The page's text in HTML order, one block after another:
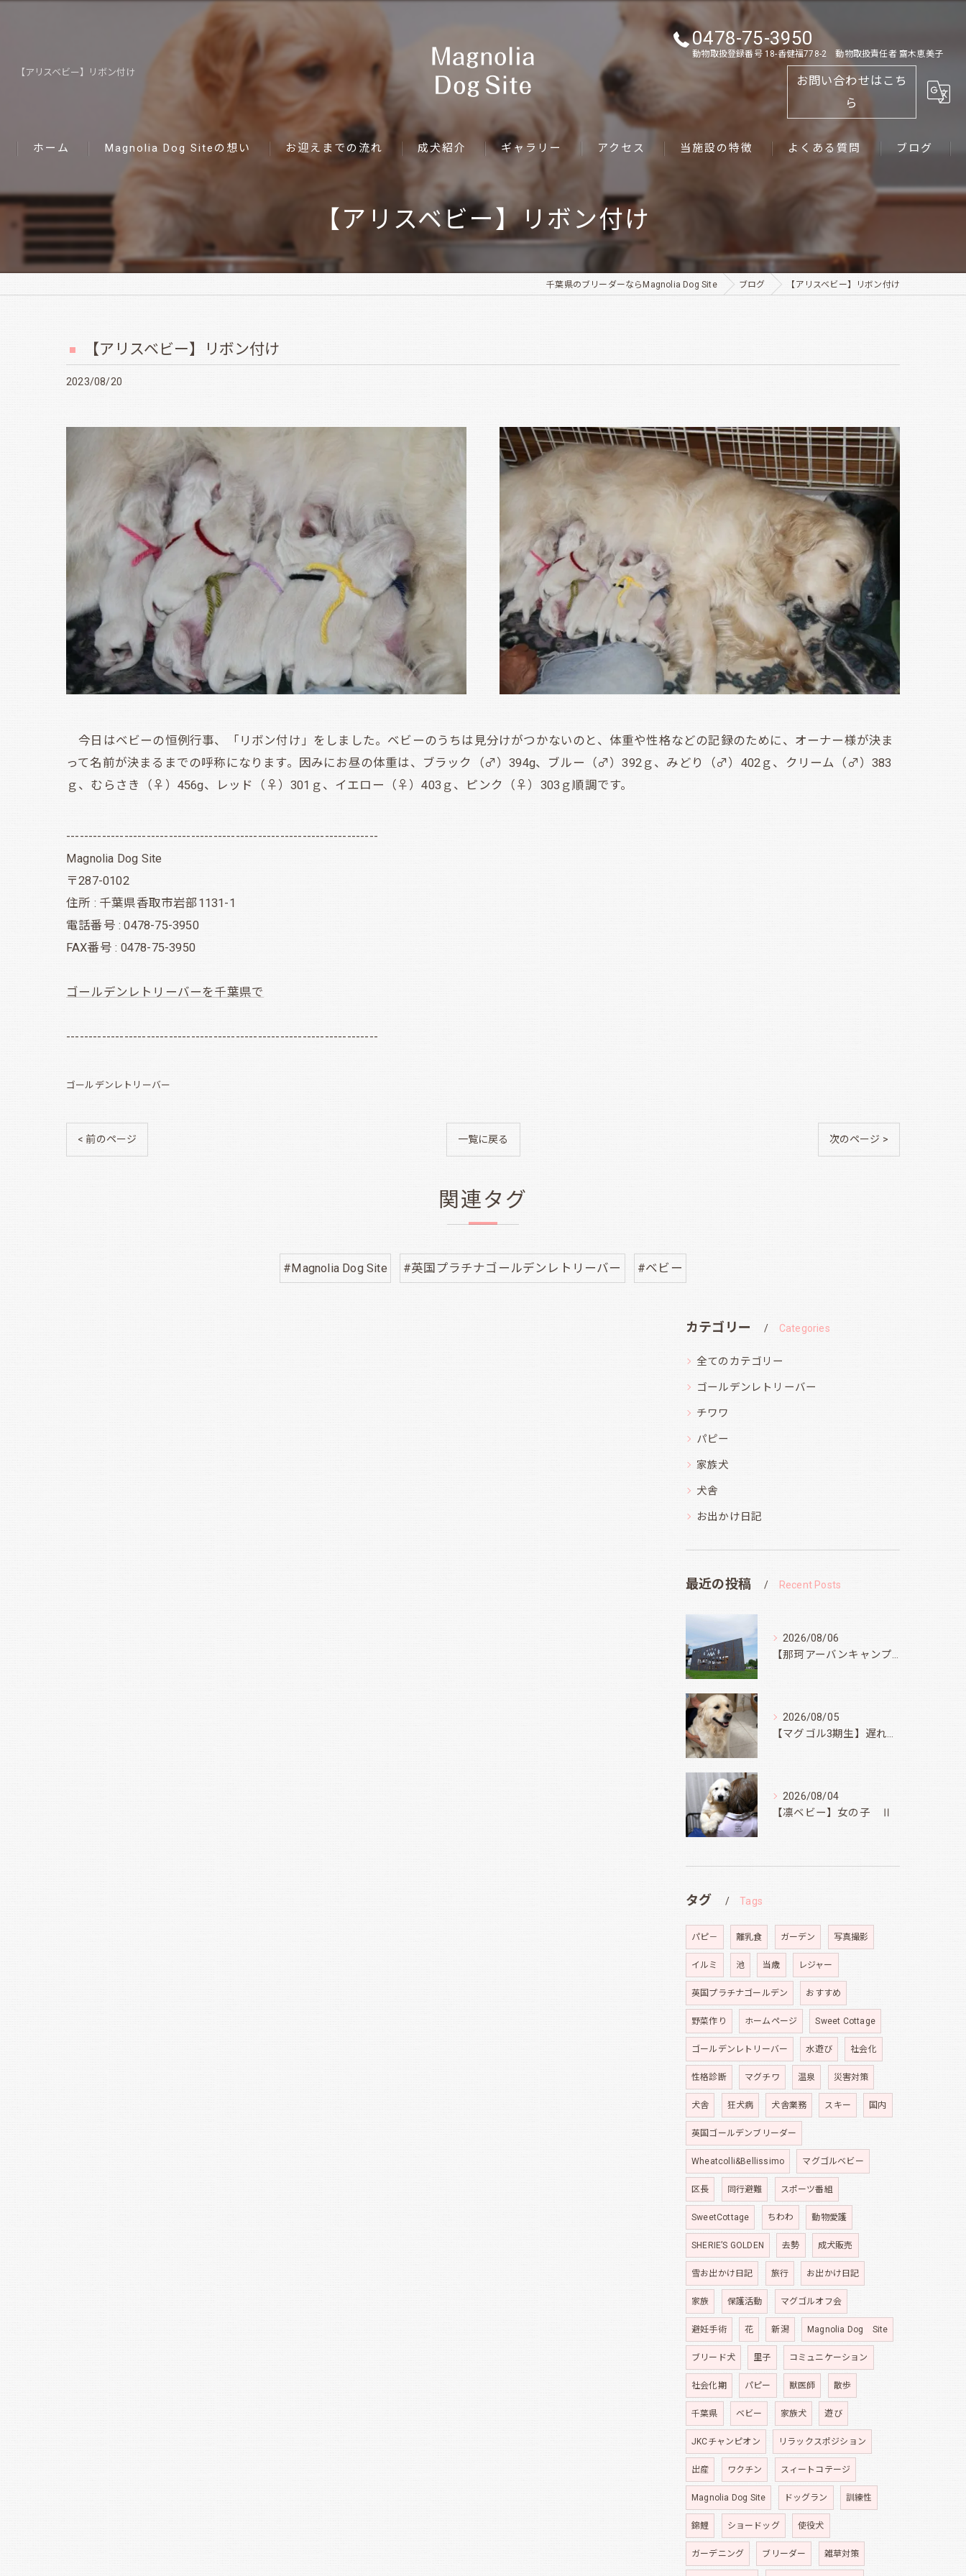
【アリスベビー】リボン付け
0478-75-3950
動物取扱登録番号 18-香健福778-2 動物取扱責任者 齋木恵美子
お問い合わせはこち
ら
ホーム Magnolia Dog Siteの想い お迎えまでの流れ 成犬紹介 ギャラリー アクセス 当施設の特徴
犬舎
よくある質問 ブログ
【アリスベビー】リボン付け
千葉県のブリーダーならMagnolia Dog Site ブログ 【アリスベビー】リボン付け
【アリスベビー】リボン付け
2023/08/20
今日はベビーの恒例行事、「リボン付け」をしました。ベビーのうちは見分けがつかないのと、体重や性格などの記録のために、オーナー様が決ま
って名前が決まるまでの呼称になります。因みにお昼の体重は、ブラック（♂）394g、ブルー（♂）392ｇ、みどり（♂）402ｇ、クリーム（♂）383
ｇ、むらさき（♀）456g、レッド（♀）301ｇ、イエロー（♀）403ｇ、ピンク（♀）303ｇ順調です。
----------------------------------------------------------------------
Magnolia Dog Site
〒287-0102
住所 : 千葉県香取市岩部1131-1
電話番号 : 0478-75-3950
FAX番号 : 0478-75-3950
ゴールデンレトリーバーを千葉県で
----------------------------------------------------------------------
ゴールデンレトリーバー
< 前のページ 一覧に戻る 次のページ >
関連タグ
#Magnolia Dog Site #英国プラチナゴールデンレトリーバー #ベビー
カテゴリー Categories
全てのカテゴリー
ゴールデンレトリーバー
チワワ
パピー
家族犬
犬舎
お出かけ日記
最近の投稿 Recent Posts
2026/08/06
【那珂アーバンキャンプフィールド】
2026/08/05
【マグゴル3期生】遅ればせながら
2026/08/04
【凛ベビー】女の子 Ⅱ
タグ Tags
パピ－ 離乳食 ガーデン 写真撮影
イルミ 池 当歳 レジャー
英国プラチナゴールデン おすすめ
野菜作り ホームページ Sweet Cottage
ゴールデンレトリーバー 水遊び 社会化
性格診断 マグチワ 温泉 災害対策
犬舎 狂犬病 犬舎業務 スキー 国内
英国ゴールデンブリーダー
Wheatcolli&Bellissimo マグゴルベビー
区長 同行避難 スポーツ番組
SweetCottage ちわわ 動物愛護
SHERIE’S GOLDEN 去勢 成犬販売
雪お出かけ日記 旅行 お出かけ日記
家族 保護活動 マグゴルオフ会
避妊手術 花 新潟 Magnolia Dog Site
ブリード犬 里子 コミュニケーション
社会化期 パピー 獣医師 散歩
千葉県 ベビー 家族犬 遊び
JKCチャンピオン リラックスポジション
出産 ワクチン スィートコテージ
Magnolia Dog Site ドッグラン 訓練性
錦鯉 ショードッグ 使役犬
ガーデニング ブリーダー 雑草対策